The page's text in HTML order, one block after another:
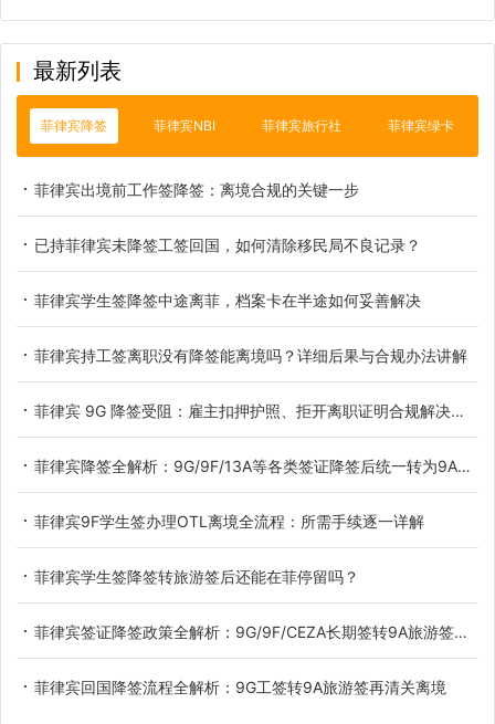
最新列表
菲律宾降签 菲律宾NBI 菲律宾旅行社 菲律宾绿卡
菲律宾出境前工作签降签：离境合规的关键一步
已持菲律宾未降签工签回国，如何清除移民局不良记录？
菲律宾学生签降签中途离菲，档案卡在半途如何妥善解决
菲律宾持工签离职没有降签能离境吗？详细后果与合规办法讲解
菲律宾 9G 降签受阻：雇主扣押护照、拒开离职证明合规解决办法
菲律宾降签全解析：9G/9F/13A等各类签证降签后统一转为9A旅游签，附OTL离境令深度解读
菲律宾9F学生签办理OTL离境全流程：所需手续逐一详解
菲律宾学生签降签转旅游签后还能在菲停留吗？
菲律宾签证降签政策全解析：9G/9F/CEZA长期签转9A旅游签，合规离境必办的"最后一公里"
菲律宾回国降签流程全解析：9G工签转9A旅游签再清关离境